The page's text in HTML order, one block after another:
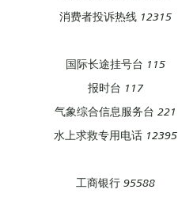
消费者投诉热线 12315
国际长途挂号台 115
报时台 117
气象综合信息服务台 221
水上求救专用电话 12395
工商银行 95588